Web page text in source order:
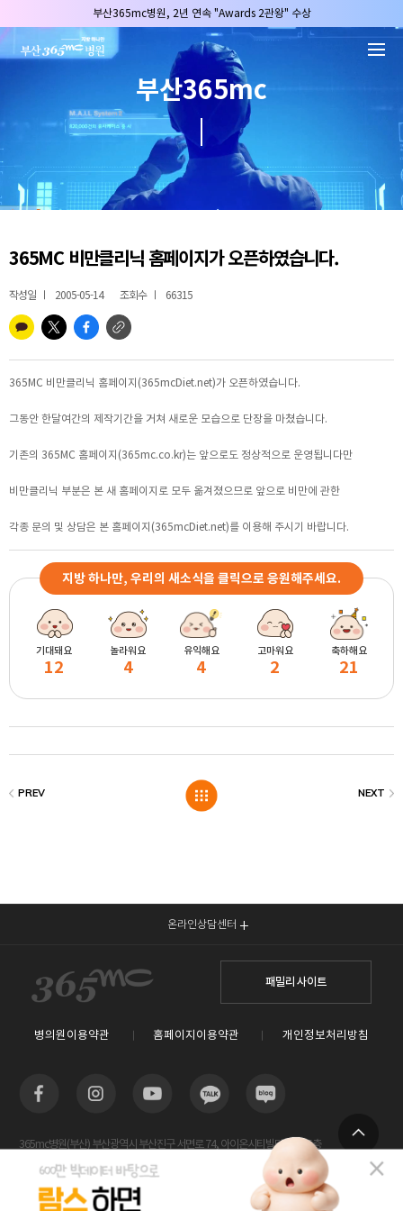
부산365mc병원, 2년 연속 "Awards 2관왕" 수상
2025 "부산365mc 보건복지부 장관상" 수상!
부산365mc병원, 8/15(토) 광복절 정상진료
부산365mc병원, 2년 연속 "Awards 2관왕" 수상
2025 "부산365mc 보건복지부 장관상" 수상!
부산365mc
365MC 비만클리닉 홈페이지가 오픈하였습니다.
작성일 2005-05-14 조회수 66315
365MC 비만클리닉 홈페이지(365mcDiet.net)가 오픈하였습니다.
그동안 한달여간의 제작기간을 거쳐 새로운 모습으로 단장을 마쳤습니다.
기존의 365MC 홈페이지(365mc.co.kr)는 앞으로도 정상적으로 운영됩니다만
비만클리닉 부분은 본 새 홈페이지로 모두 옮겨졌으므로 앞으로 비만에 관한
각종 문의 및 상담은 본 홈페이지(365mcDiet.net)를 이용해 주시기 바랍니다.
지방 하나만, 우리의 새소식을 클릭으로 응원해주세요.
기대돼요
12
놀라워요
4
유익해요
4
고마워요
2
축하해요
21
TOP
온라인상담센터
패밀리 사이트
병의원이용약관 홈페이지이용약관 개인정보처리방침
365mc병원(부산) 부산광역시 부산진구 서면로 74, 아이온시티빌딩 13~15층
사업자등록번호 : 605-26-86822 / 박윤찬, 김남철 / 대표전화번호 / 1577-3653
람스 스페셜센터(해운대) 부산광역시 해운대구 센텀2로 20(우동) 센텀타워메디컬 14층